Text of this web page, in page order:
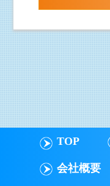
TOP
会社概要